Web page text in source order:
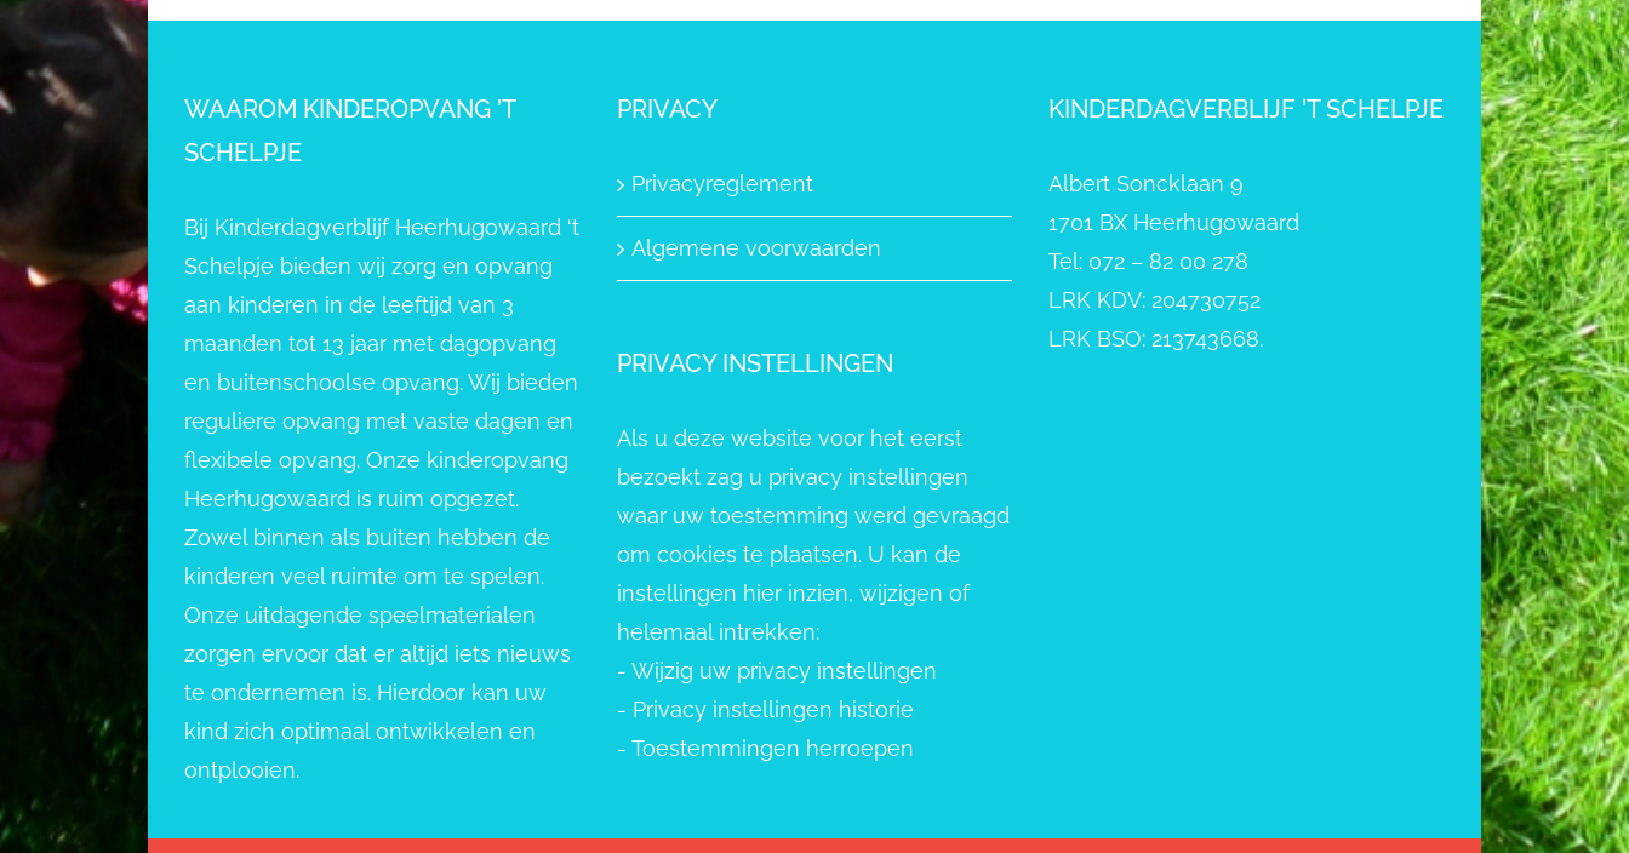
WAAROM KINDEROPVANG ’T
SCHELPJE
Bij Kinderdagverblijf Heerhugowaard ‘t
Schelpje bieden wij zorg en opvang
aan kinderen in de leeftijd van 3
maanden tot 13 jaar met dagopvang
en buitenschoolse opvang. Wij bieden
reguliere opvang met vaste dagen en
flexibele opvang. Onze kinderopvang
Heerhugowaard is ruim opgezet.
Zowel binnen als buiten hebben de
kinderen veel ruimte om te spelen.
Onze uitdagende speelmaterialen
zorgen ervoor dat er altijd iets nieuws
te ondernemen is. Hierdoor kan uw
kind zich optimaal ontwikkelen en
ontplooien.
PRIVACY
Privacyreglement
Algemene voorwaarden
PRIVACY INSTELLINGEN
Als u deze website voor het eerst
bezoekt zag u privacy instellingen
waar uw toestemming werd gevraagd
om cookies te plaatsen. U kan de
instellingen hier inzien, wijzigen of
helemaal intrekken:
- Wijzig uw privacy instellingen
- Privacy instellingen historie
- Toestemmingen herroepen
KINDERDAGVERBLIJF ’T SCHELPJE
Albert Soncklaan 9
1701 BX Heerhugowaard
Tel: 072 – 82 00 278
LRK KDV: 204730752
LRK BSO: 213743668.